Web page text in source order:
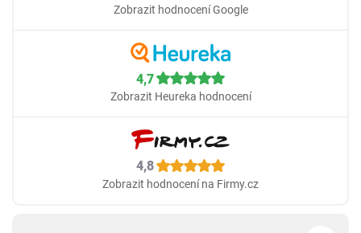
Zobrazit hodnocení Google
4,7
Zobrazit Heureka hodnocení
4,8
Zobrazit hodnocení na Firmy.cz